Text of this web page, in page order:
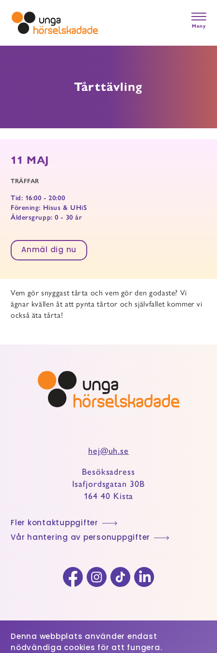
main
content
Meny
Tårttävling
11 MAJ
TRÄFFAR
Tid: 16:00 - 20:00
Förening: Hisus & UHiS
Åldersgrupp: 0 - 30 år
Anmäl dig nu
Vem gör snyggast tårta och vem gör den godaste? Vi
ägnar kvällen åt att pynta tårtor och självfallet kommer vi
också äta tårta!
hej@uh.se
Besöksadress
Isafjordsgatan 30B
164 40 Kista
Fler kontaktuppgifter
Vår hantering av personuppgifter
FacebookInstagramTikTok LinkedIn
Denna webbplats använder endast
nödvändiga cookies för att fungera.